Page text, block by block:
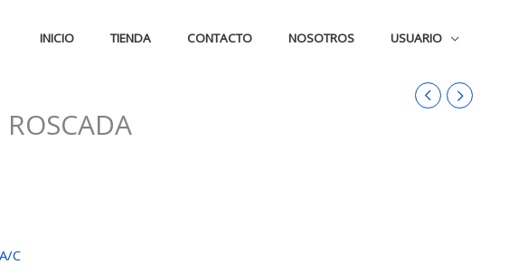
INICIO TIENDA CONTACTO NOSOTROS USUARIO
C